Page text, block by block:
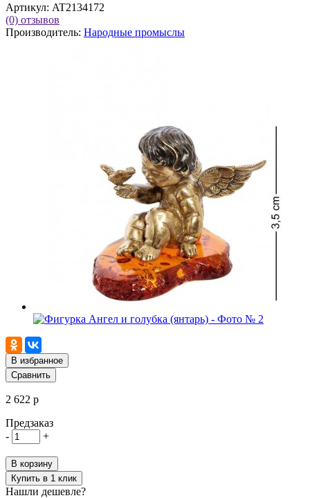
Артикул: AT2134172
(0) отзывов
Производитель: Народные промыслы
В избранное
Сравнить
2 622 р
Предзаказ
-
+
В корзину
Купить в 1 клик
Нашли дешевле?